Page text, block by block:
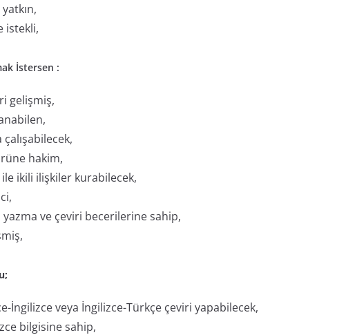
istekli,
İstersen :
gelişmiş,
çalışabilecek,
hakim,
ikili ilişkiler kurabilecek,
ve çeviri becerilerine sahip,
İngilizce veya İngilizce-Türkçe çeviri yapabilecek,
bilgisine sahip,